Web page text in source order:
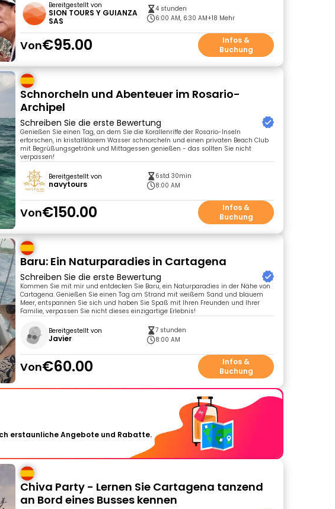
Bereitgestellt von
SION TOURS Y GUIANZA
SAS
4 stunden
6:00 AM, 6:30 AM+18 Mehr
Von€95.00
Infos &
Buchung
Schnorcheln und Abenteuer im Rosario-
Archipel
Schreiben Sie die erste Bewertung
Genießen Sie einen Tag, an dem Sie die Korallenriffe der Rosario-Inseln
erforschen, in kristallklarem Wasser schnorcheln und einen privaten Beach Club
mit Begrüßungsgetränk und Mittagessen genießen - das sollten Sie nicht
verpassen!
Bereitgestellt von
navytours
6std 30min
8:00 AM
Von€150.00
Infos &
Buchung
Baru: Ein Naturparadies in Cartagena
Schreiben Sie die erste Bewertung
Kommen Sie mit mir und entdecken Sie Baru, ein Naturparadies in der Nähe von
Cartagena. Genießen Sie einen Tag am Strand mit weißem Sand und blauem
Meer, entspannen Sie sich und haben Sie Spaß mit Ihren Freunden und Ihrer
Familie, verpassen Sie nicht dieses einzigartige Erlebnis!
Bereitgestellt von
Javier
7 stunden
8:00 AM
Von€60.00
Infos &
Buchung
erstaunliche Angebote und Rabatte.
Chiva Party - Lernen Sie Cartagena tanzend
an Bord eines Busses kennen